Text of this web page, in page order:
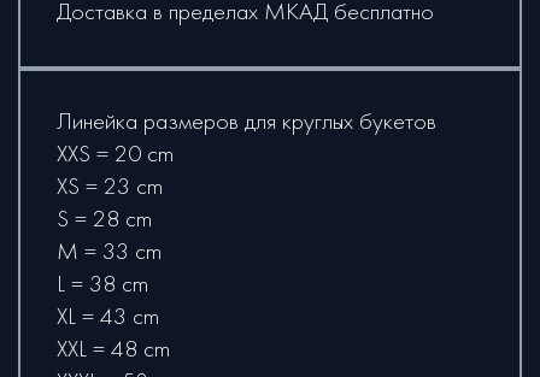
Доставка в пределах МКАД бесплатно
Линейка размеров для круглых букетов
XXS = 20 cm
XS = 23 cm
S = 28 cm
M = 33 cm
L = 38 cm
XL = 43 cm
XXL = 48 cm